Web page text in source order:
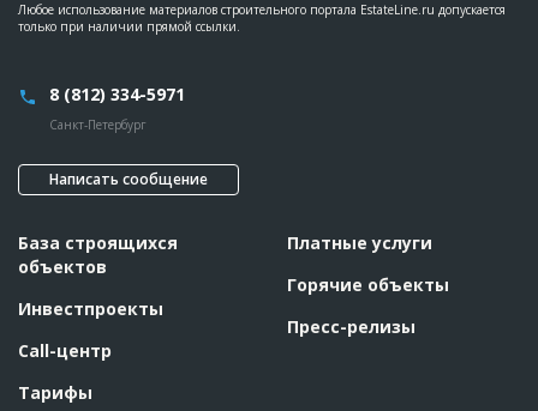
Любое использование материалов строительного портала EstateLine.ru допускается
только при наличии прямой ссылки.
8 (812) 334-5971
Санкт-Петербург
Написать сообщение
База строящихся
объектов
Инвестпроекты
Call-центр
Тарифы
Платные услуги
Горячие объекты
Пресс-релизы